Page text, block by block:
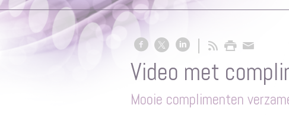
Video met
Mooie complimenten